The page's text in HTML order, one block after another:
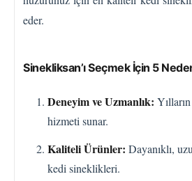
eder.
Sinekliksan’ı Seçmek İçin 5
Deneyim ve Uzmanlık:
hizmeti sunar.
Kaliteli Ürünler: Dayanıklı,
kedi sineklikleri.